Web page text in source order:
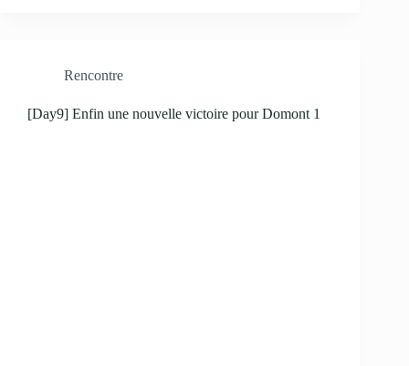
Rencontre
[Day9] Enfin une nouvelle victoire pour Domont 1